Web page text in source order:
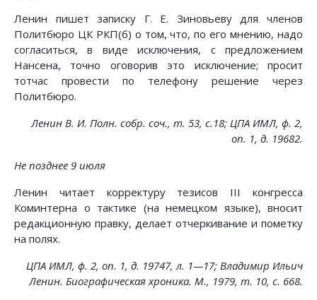
Ленин пишет записку Г. Е. Зиновьеву для членов
Политбюро ЦК РКП(б) о том, что, по его мнению, надо
согласиться, в виде исключения, с предложением
Нансена, точно оговорив это исключение; просит
тотчас провести по телефону решение через
Политбюро.
Ленин В. И. Полн. собр. соч., т. 53, с.18; ЦПА ИМЛ, ф. 2,
on. 1, д. 19682.
Не позднее 9 июля
Ленин читает корректуру тезисов III конгресса
Коминтерна о тактике (на немецком языке), вносит
редакционную правку, делает отчеркивание и пометку
на полях.
ЦПА ИМЛ, ф. 2, on. 1, д. 19747, л. 1—17; Владимир Ильич
Ленин. Биографическая хроника. М., 1979, т. 10, с. 668.